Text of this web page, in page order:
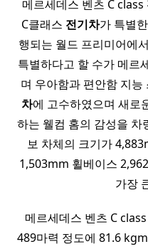
메르세데스 벤츠 C class
C클래스 전기차가 특별
행되는 월드 프리미어에
특별하다고 할 수가 메르
며 우아함과 편안함 지능
차에 고수하였으며 새로
하는 웰컴 홈의 감성을 차
보 차체의 크기가
1,503mm 휠베이스
가장
메르세데스 벤츠 C class
489마력 정도에 81.6